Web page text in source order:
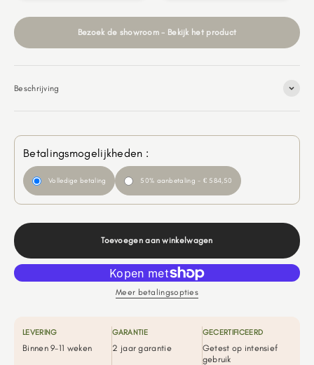
Bezoek de showroom - Bekijk het product
Beschrijving
Toevoegen aan winkelwagen
Betalingsmogelijkheden :
Volledige betaling 50% aanbetaling - € 584,50
Meer betalingsopties
LEVERING
Binnen 9-11 weken
GARANTIE
2 jaar garantie
GECERTIFICEERD
Getest op intensief
gebruik